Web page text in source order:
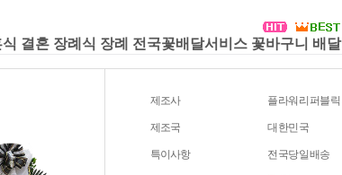
결혼 장례식 장례 전국꽃배달서비스 꽃바구니 배달
제조사 플라워리퍼블릭
제조국 대한민국
특이사항 전국당일배송